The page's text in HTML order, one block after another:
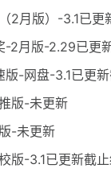
2月版）-3.1已更
-2月版-2.29已更
版-网盘-3.1已更
版-未更新
-未更新
版-3.1已更新截